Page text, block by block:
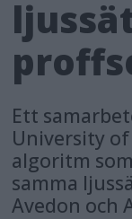
Ett
University
algoritm
samma
Avedon och